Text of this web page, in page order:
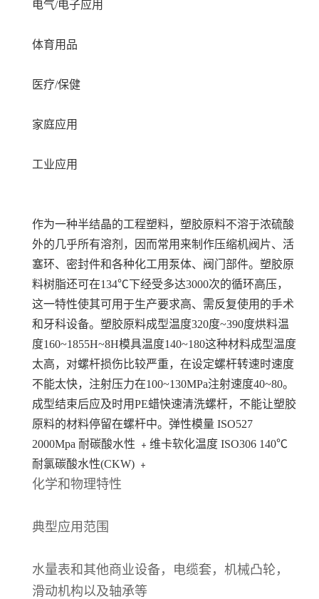
电气/电子应用
体育用品
医疗/保健
家庭应用
工业应用
作为一种半结晶的工程塑料，塑胶原料不溶于浓硫酸
外的几乎所有溶剂，因而常用来制作压缩机阀片、活
塞环、密封件和各种化工用泵体、阀门部件。塑胶原
料树脂还可在134℃下经受多达3000次的循环高压，
这一特性使其可用于生产要求高、需反复使用的手术
和牙科设备。塑胶原料成型温度320度~390度烘料温
度160~1855H~8H模具温度140~180这种材料成型温度
太高，对螺杆损伤比较严重，在设定螺杆转速时速度
不能太快，注射压力在100~130MPa注射速度40~80。
成型结束后应及时用PE蜡快速清洗螺杆，不能让塑胶
原料的材料停留在螺杆中。弹性模量 ISO527
2000Mpa 耐碳酸水性 ﹢维卡软化温度 ISO306 140℃
耐氯碳酸水性(CKW) ﹢
化学和物理特性
典型应用范围
水量表和其他商业设备，电缆套，机械凸轮，
滑动机构以及轴承等